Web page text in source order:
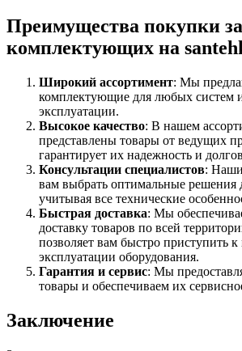
Преимущества покупки
комплектующих на
Широкий ассортимент: Мы
комплектующие для любых систем
эксплуатации.
Высокое качество: В нашем
представлены товары от ведущих
гарантирует их надежность и
Консультации специалистов:
вам выбрать оптимальные решения
учитывая все технические
Быстрая доставка: Мы
доставку товаров по всей
позволяет вам быстро приступить
эксплуатации оборудования.
Гарантия и сервис: Мы
товары и обеспечиваем их
Заключение